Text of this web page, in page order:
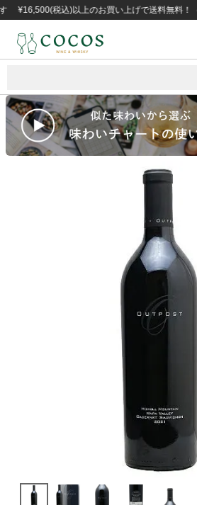
税込)以上のお買い上げで送料無料！（※北